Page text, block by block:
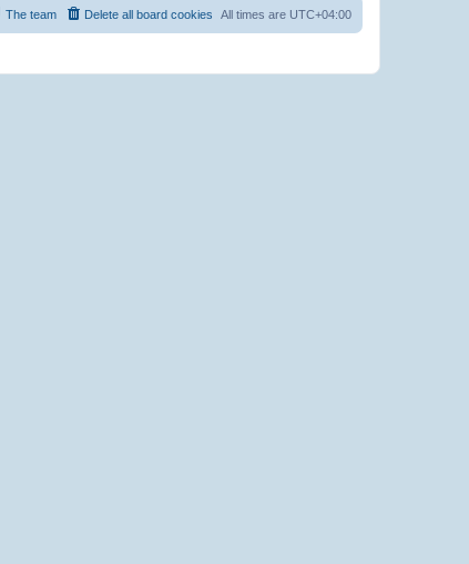
All times are UTC+04:00
Delete all board cookies
The team